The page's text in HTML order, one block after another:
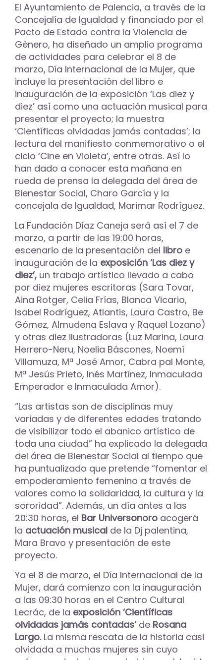
El Ayuntamiento de Palencia, a través de la
Concejalía de Igualdad y financiado por el
Pacto de Estado contra la Violencia de
Género, ha diseñado un amplio programa
de actividades para celebrar el 8 de
marzo, Día Internacional de la Mujer, que
incluye la presentación del libro e
inauguración de la exposición ‘Las diez y
diez’ así como una actuación musical para
presentar el proyecto; la muestra
‘Científicas olvidadas jamás contadas’; la
lectura del manifiesto conmemorativo o el
ciclo ‘Cine en Violeta’, entre otras. Así lo
han dado a conocer esta mañana en
rueda de prensa la delegada del área de
Bienestar Social, Charo García y la
concejala de Igualdad, Marimar Rodríguez.
La Fundación Díaz Caneja será así el 7 de
marzo, a partir de las 19:00 horas,
escenario de la presentación del libro e
inauguración de la exposición ‘Las diez y
diez’, un trabajo artístico llevado a cabo
por diez mujeres escritoras (Sara Tovar,
Aina Rotger, Celia Frías, Blanca Vicario,
Isabel Rodríguez, Atlantis, Laura Castro, Be
Gómez, Almudena Eslava y Raquel Lozano)
y otras diez ilustradoras (Luz Marina, Laura
Herrero-Neru, Noelia Báscones, Noemí
Villamuza, Mª José Amor, Cabra pal Monte,
Mª Jesús Prieto, Inés Martínez, Inmaculada
Emperador e Inmaculada Amor).
“Las artistas son de disciplinas muy
variadas y de diferentes edades tratando
de visibilizar todo el abanico artístico de
toda una ciudad” ha explicado la delegada
del área de Bienestar Social al tiempo que
ha puntualizado que pretende “fomentar el
empoderamiento femenino a través de
valores como la solidaridad, la cultura y la
sororidad”. Además, un día antes a las
20:30 horas, el Bar Universonoro acogerá
la actuación musical de la Dj palentina,
Mara Bravo y presentación de este
proyecto.
Ya el 8 de marzo, el Día Internacional de la
Mujer, dará comienzo con la inauguración
a las 09:30 horas en el Centro Cultural
Lecrác, de la exposición ‘Científicas
olvidadas jamás contadas’ de Rosana
Largo.La misma rescata de la historia casi
olvidada a muchas mujeres sin cuyo